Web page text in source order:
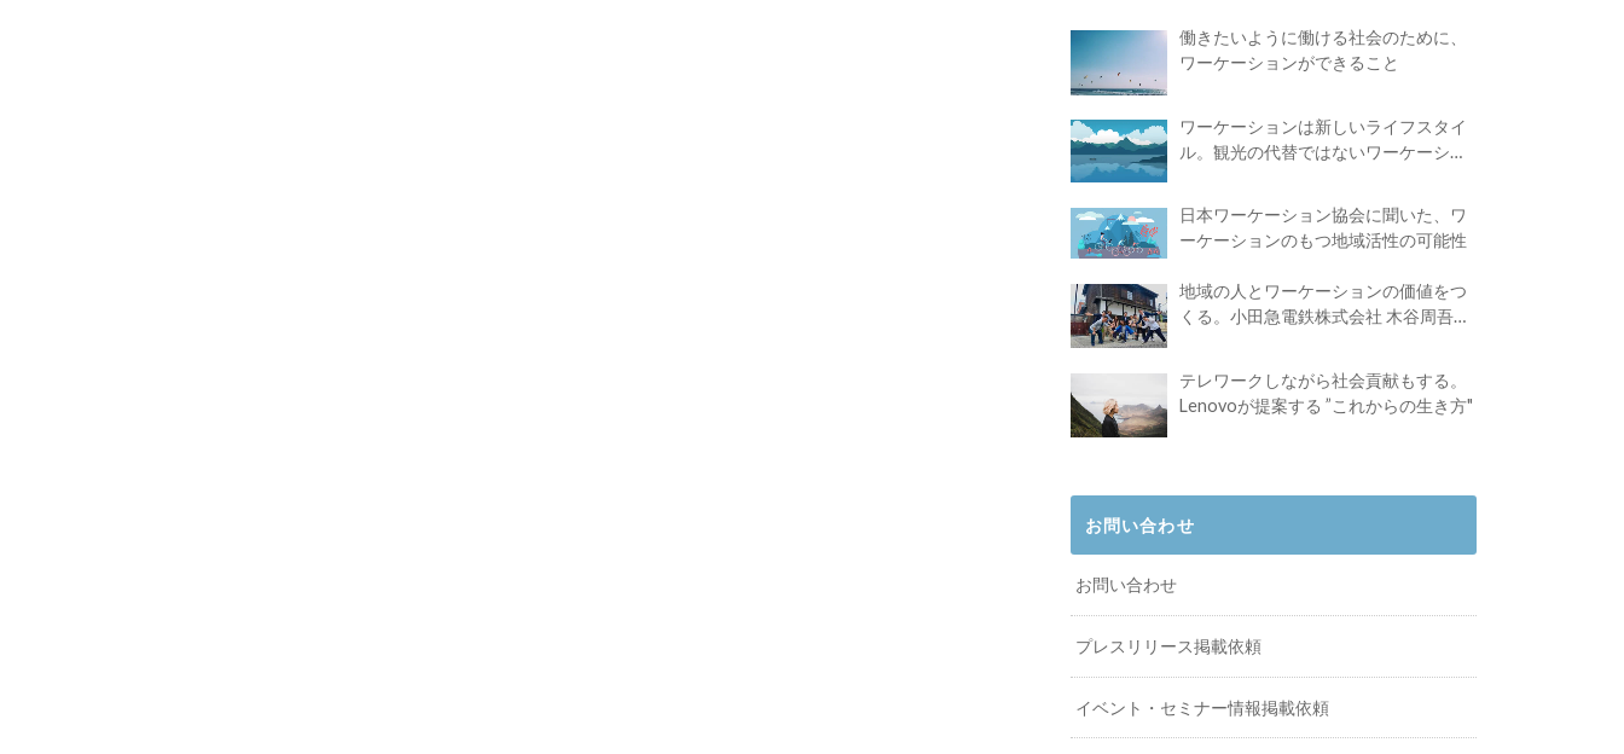
働きたいように働ける社会のために、
ワーケーションができること
ワーケーションは新しいライフスタイ
ル。観光の代替ではないワーケーショ
日本ワーケーション協会に聞いた、ワ
ーケーションのもつ地域活性の可能性
地域の人とワーケーションの価値をつ
くる。小田急電鉄株式会社 木谷周吾さ
テレワークしながら社会貢献もする。
Lenovoが提案する ”これからの生き方"
お問い合わせ
お問い合わせ
プレスリリース掲載依頼
イベント・セミナー情報掲載依頼